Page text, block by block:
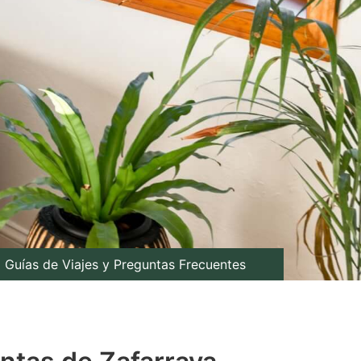
Guías de Viajes y Preguntas Frecuentes